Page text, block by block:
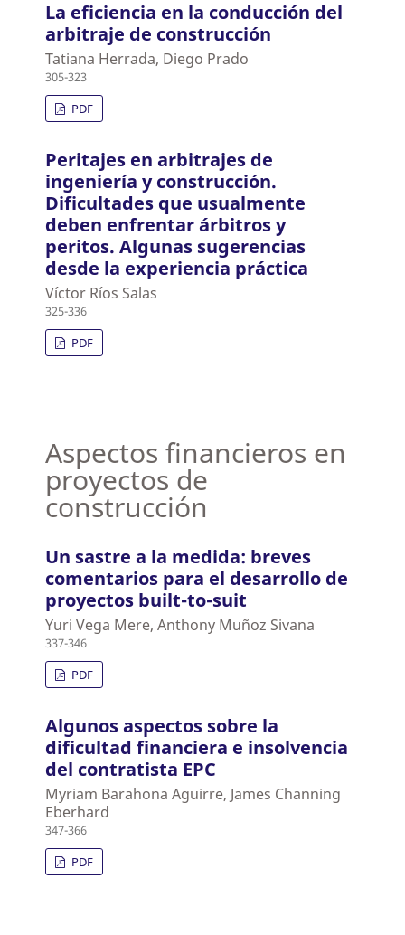
La eficiencia en la conducción del
arbitraje de construcción
Tatiana Herrada, Diego Prado
305-323
PDF
Peritajes en arbitrajes de
ingeniería y construcción.
Dificultades que usualmente
deben enfrentar árbitros y
peritos. Algunas sugerencias
desde la experiencia práctica
Víctor Ríos Salas
325-336
PDF
Aspectos financieros en
proyectos de
construcción
Un sastre a la medida: breves
comentarios para el desarrollo de
proyectos built-to-suit
Yuri Vega Mere, Anthony Muñoz Sivana
337-346
PDF
Algunos aspectos sobre la
dificultad financiera e insolvencia
del contratista EPC
Myriam Barahona Aguirre, James Channing
Eberhard
347-366
PDF